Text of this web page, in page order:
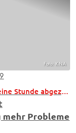
Foto: KNA
Sonntagfrüh wird eine Stunde abgezogen
Probleme